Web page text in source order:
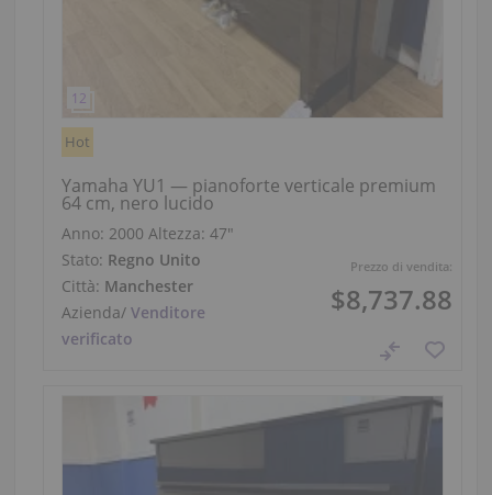
Prezzo di vendita:
$8,737.88
Hot
Yamaha YU1 — pianoforte verticale premium
64 cm, nero lucido
Anno: 2000 Altezza:47″
Stato: Regno Unito
Città: Manchester
Azienda/Venditore
verificato